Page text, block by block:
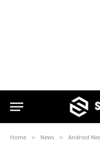
Home » News » Android